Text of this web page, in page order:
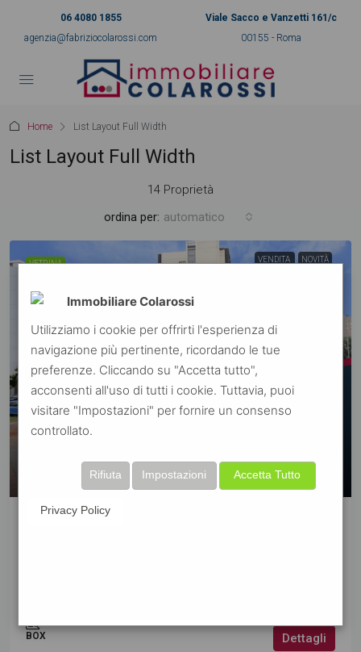
06 4080 1855
agenzia@fabriziocolarossi.com
Viale Sacco e Vanzetti 161/c
00155 - Roma
Home List Layout Full Width
List Layout Full Width
14 Proprietà
ordina per: automatico
VETRINA VENDITA NOVITÀ
BOX Dettagli
Immobiliare Colarossi
Utilizziamo i cookie per offrirti l'esperienza di
navigazione più pertinente, ricordando le tue
preferenze. Cliccando su "Accetta tutto",
acconsenti all'uso di tutti i cookie. Tuttavia, puoi
visitare "Impostazioni" per fornire un consenso
controllato.
Accetta Tutto
Impostazioni
Rifiuta
Privacy Policy